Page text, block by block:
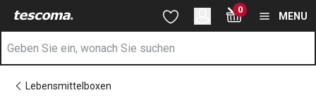
Sie befinden sich auf der Dose FRESHBOX 3 St., 1,0 - 1,5 - 2,5
Zum Hauptinhalt springen
Zur Suche springen
Zur Navigation springen 0
MENU
Lebensmittelboxen